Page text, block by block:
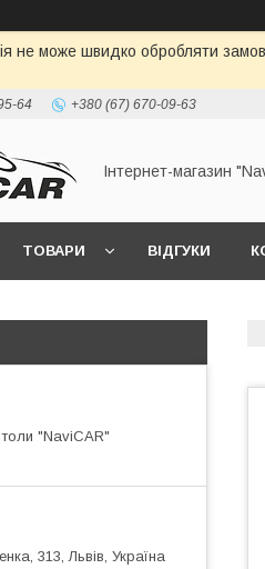
не може швидко обробляти
64 +380 (67) 670-09-63
Інтернет-магазин
ТОВАРИ ВІДГУКИ
"NaviCAR"
313, Львів, Україна